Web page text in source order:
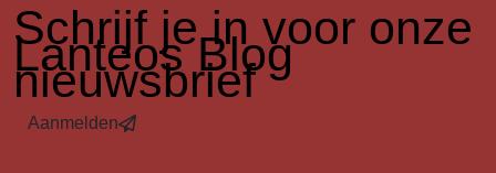
​Schrijf je in voor onze
Lanteos Blog
nieuwsbrief
Aanmelden